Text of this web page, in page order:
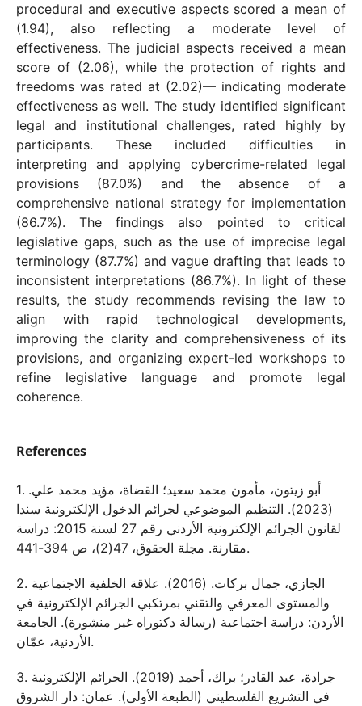
procedural and executive aspects scored a mean of
(1.94), also reflecting a moderate level of
effectiveness. The judicial aspects received a mean
score of (2.06), while the protection of rights and
freedoms was rated at (2.02)— indicating moderate
effectiveness as well. The study identified significant
legal and institutional challenges, rated highly by
participants. These included difficulties in
interpreting and applying cybercrime-related legal
provisions (87.0%) and the absence of a
comprehensive national strategy for implementation
(86.7%). The findings also pointed to critical
legislative gaps, such as the use of imprecise legal
terminology (87.7%) and vague drafting that leads to
inconsistent interpretations (86.7%). In light of these
results, the study recommends revising the law to
align with rapid technological developments,
improving the clarity and comprehensiveness of its
provisions, and organizing expert-led workshops to
refine legislative language and promote legal
coherence.
References
1. أبو زيتون، مأمون محمد سعيد؛ القضاة، مؤيد محمد علي.
(2023). التنظيم الموضوعي لجرائم الدخول الإلكترونية سندا
لقانون الجرائم الإلكترونية الأردني رقم 27 لسنة 2015: دراسة
مقارنة. مجلة الحقوق، 47(2)، ص 394-441.
2. الجازي، جمال بركات. (2016). علاقة الخلفية الاجتماعية
والمستوى المعرفي والتقني بمرتكبي الجرائم الإلكترونية في
الأردن: دراسة اجتماعية (رسالة دكتوراه غير منشورة). الجامعة
الأردنية، عمّان.
3. جرادة، عبد القادر؛ براك، أحمد (2019). الجرائم الإلكترونية
في التشريع الفلسطيني (الطبعة الأولى). عمان: دار الشروق